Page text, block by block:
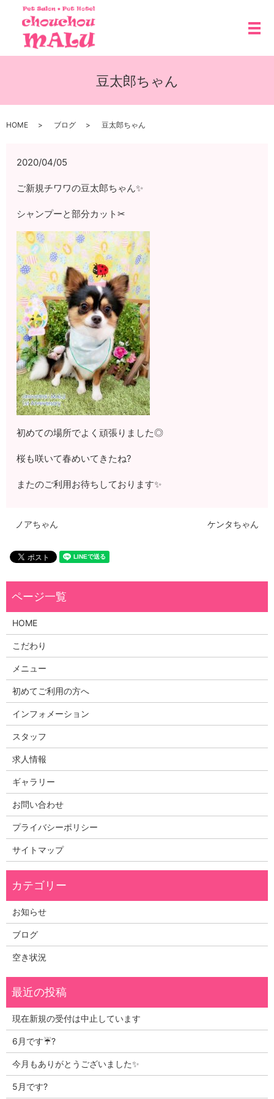
メ
豆太郎ちゃん
HOME ブログ 豆太郎ちゃん
2020/04/05
ご新規チワワの豆太郎ちゃん✨
シャンプーと部分カット✂
初めての場所でよく頑張りました◎
桜も咲いて春めいてきたね?
またのご利用お待ちしております✨
ノアちゃん ケンタちゃん
HOME
こだわり
メニュー
初めてご利用の方へ
インフォメーション
スタッフ
求人情報
ギャラリー
お問い合わせ
プライバシーポリシー
サイトマップ
お知らせ
ブログ
空き状況
現在新規の受付は中止しています
6月です☔?
今月もありがとうございました✨
5月です?